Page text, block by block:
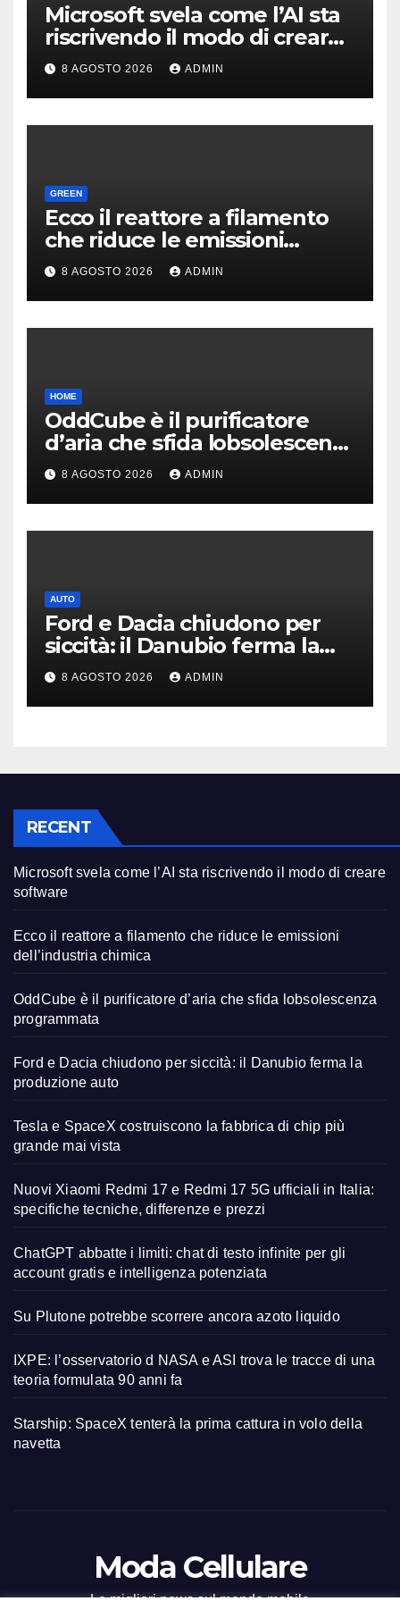
Microsoft svela come l’AI sta
riscrivendo il modo di creare
software
8 AGOSTO 2026 ADMIN
GREEN
Ecco il reattore a filamento
che riduce le emissioni
dell’industria chimica
8 AGOSTO 2026 ADMIN
HOME
OddCube è il purificatore
d’aria che sfida lobsolescenza
programmata
8 AGOSTO 2026 ADMIN
AUTO
Ford e Dacia chiudono per
siccità: il Danubio ferma la
produzione auto
8 AGOSTO 2026 ADMIN
RECENT
Microsoft svela come l’AI sta riscrivendo il modo di creare
software
Ecco il reattore a filamento che riduce le emissioni
dell’industria chimica
OddCube è il purificatore d’aria che sfida lobsolescenza
programmata
Ford e Dacia chiudono per siccità: il Danubio ferma la
produzione auto
Tesla e SpaceX costruiscono la fabbrica di chip più
grande mai vista
Nuovi Xiaomi Redmi 17 e Redmi 17 5G ufficiali in Italia:
specifiche tecniche, differenze e prezzi
ChatGPT abbatte i limiti: chat di testo infinite per gli
account gratis e intelligenza potenziata
Su Plutone potrebbe scorrere ancora azoto liquido
IXPE: l’osservatorio d NASA e ASI trova le tracce di una
teoria formulata 90 anni fa
Starship: SpaceX tenterà la prima cattura in volo della
navetta
Moda Cellulare